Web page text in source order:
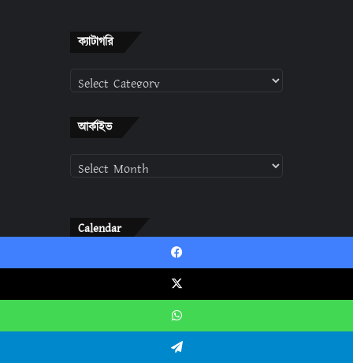
ক্যাটাগরি
ক্যাটাগরি
আর্কাইভ
Calendar
August 2026
M T W T F S S
1 2
Facebook
X
WhatsApp